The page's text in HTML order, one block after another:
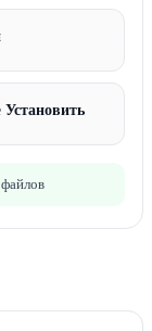
Установить